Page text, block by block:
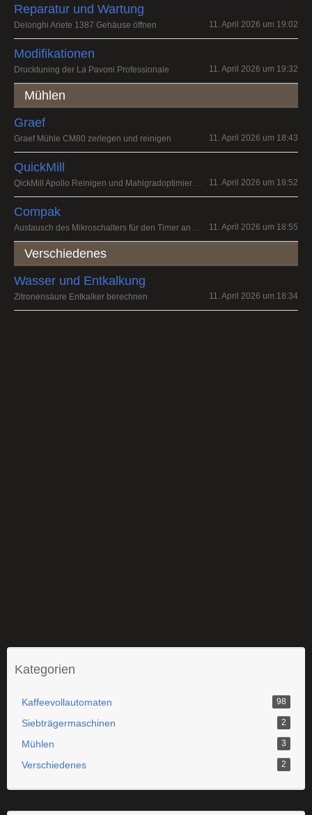
Reparatur und Wartung
Delonghi Ariete 1387 Gehäuse öffnen 11. April 2026 um 19:02
Modifikationen
Drucktuning der La Pavoni Professionale 11. April 2026 um 19:32
Mühlen
Graef
Graef Mühle CM80 zerlegen und reinigen 11. April 2026 um 18:43
QuickMill
11. April 2026 um 18:52
Compak
11. April 2026 um 18:55
Verschiedenes
Wasser und Entkalkung
Zitronensäure Entkalker berechnen 11. April 2026 um 18:34
Kategorien
Kaffeevollautomaten 98
Siebträgermaschinen 2
Mühlen 3
Verschiedenes 2